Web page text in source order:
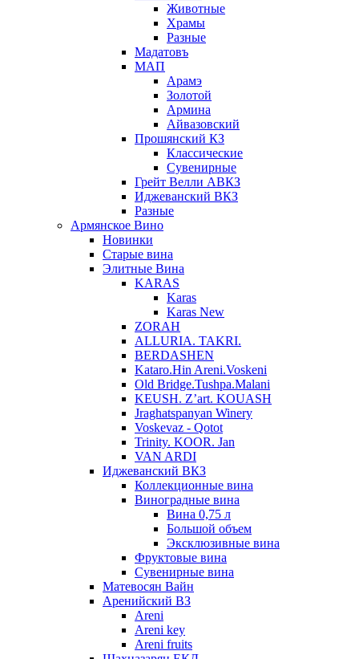
Животные
Храмы
Разные
Мадатовъ
МАП
Арамэ
Золотой
Армина
Айвазовский
Прошянский КЗ
Классические
Сувенирные
Грейт Велли АВКЗ
Иджеванский ВКЗ
Разные
Армянское Вино
Новинки
Старые вина
Элитные Вина
KARAS
Karas
Karas New
ZORAH
ALLURIA. TAKRI.
BERDASHEN
Kataro.Hin Areni.Voskeni
Old Bridge.Tushpa.Malani
KEUSH. Z’art. KOUASH
Jraghatspanyan Winery
Voskevaz - Qotot
Trinity. KOOR. Jan
VAN ARDI
Иджеванский ВКЗ
Коллекционные вина
Виноградные вина
Вина 0,75 л
Большой объем
Эксклюзивные вина
Фруктовые вина
Cувенирные вина
Матевосян Вайн
Аренийский ВЗ
Areni
Areni key
Areni fruits